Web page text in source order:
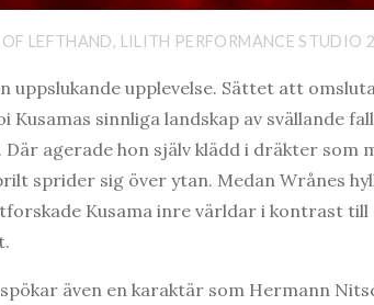
LEFTHAND, LILITH PERFORMANCE STUDIO
uppslukande upplevelse. Sättet att
Kusamas sinnliga landskap av svällande
agerade hon själv klädd i dräkter som
sprider sig över ytan. Medan Wrånes
Kusama inre världar i kontrast
även en karaktär som Hermann